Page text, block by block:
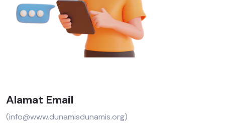
Alamat Email
(info@www.dunamisdunamis.org)